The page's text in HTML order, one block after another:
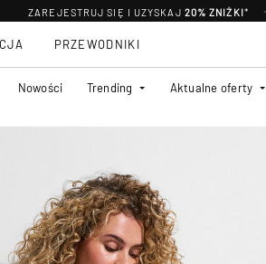
ZAREJESTRUJ SIĘ I UZYSKAJ 20% ZNIŻKI*
Nowości Trending Aktualne oferty
PRZEWODNIKI